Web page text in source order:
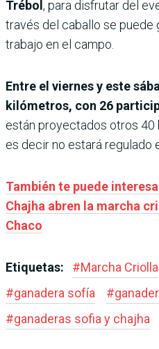
Trébol , para disfrutar del
través del caballo se puede
trabajo en el campo.
Entre el viernes y este
kilómetros, con 26
están proyectados otros 40
es decir no estará regulado
También te puede
Chajha abren la marcha
Chaco
Etiquetas: #Marcha Criolla
#ganadera sofía #
#ganaderas sofia y chajha